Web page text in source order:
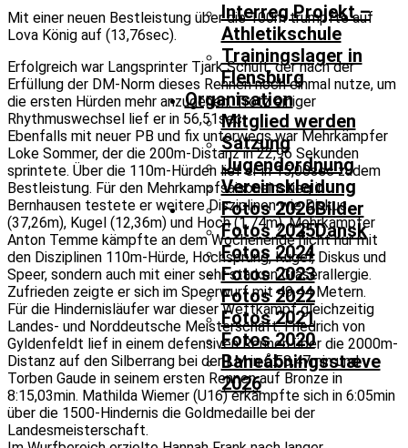
Interreg Projekt –
Athletikschule
Trainingslager in
Flensburg
Organisation
Mitglied werden
Satzung
Jugendordnung
Vereinskleidung
Bilder
Fotos 2026
Fotos 2025
Fotos 2024
Fotos 2023
Fotos 2022
Fotos 2021
Fotos 2020
Dansk
Baneåbningsstæve
2026
Mit einer neuen Bestleistung über die 100m trumpfte auf
Lova König auf (13,76sec).
Erfolgreich war Langsprinter Tjark Schult, der nach der
Erfüllung der DM-Norm dieses Rennen noch einmal nutze, um
die ersten Hürden mehr anzugehen. Trotz einiger
Rhythmuswechsel lief er in 56,51sec.
Ebenfalls mit neuer PB und fix unterwegs war Mehrkämpfer
Loke Sommer, der die 200m-Distanz in 22,96 Sekunden
sprintete. Über die 110m-Hürden lief er in 15,00sec zudem
Bestleistung. Für den Mehrkampfsaisoneinstieg in
Bernhausen testete er weitere Disziplinen wie Diskus
(37,26m), Kugel (12,36m) und Hoch (1,74m). Mehrkämpfer
Anton Temme kämpfte an dem Wochenende nicht nur mit
den Disziplinen 110m-Hürde, Hochsprung, Kugel, Diskus und
Speer, sondern auch mit einer sehr starken Gräserallergie.
Zufrieden zeigte er sich im Speerwurf mit 49,44 Metern.
Für die Hindernisläufer war dieser Wettkampf gleichzeitig
Landes- und Norddeutsche Meisterschaft. Friedrich von
Gyldenfeldt lief in einem defensiven Rennen über die 2000m-
Distanz auf den Silberrang bei der LM in 6:58,47min und
Torben Gaude in seinem ersten Rennen auf Bronze in
8:15,03min. Mathilda Wiemer (U16) erkämpfte sich in 6:05min
über die 1500-Hindernis die Goldmedaille bei der
Landesmeisterschaft.